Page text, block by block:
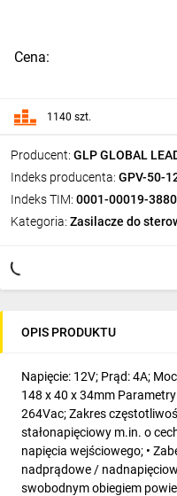
Producent: GLP GLOBAL
Indeks producenta: GPV-50-
Indeks TIM: 0001-00019-
Kategoria: Zasilacze do
Cena:
1140 szt.
OPIS PRODUKTU
Napięcie: 12V; Prąd: 4A;
148 x 40 x 34mm
264Vac; Zakres
stałonapięciowy m.in. o
napięcia wejściowego; •
nadprądowe /
swobodnym obiegiem